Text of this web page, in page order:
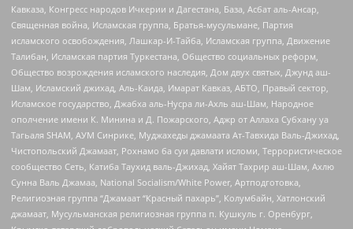
Кавказа, Конгресс народов Ичкерии и Дагестана, База, Асбат аль-Ансар,
Священная война, Исламская группа, Братья-мусульмане, Партия
исламского освобождения, Лашкар-И-Тайба, Исламская группа, Движение
Талибан, Исламская партия Туркестана, Общество социальных реформ,
Общество возрождения исламского наследия, Дом двух святых, Джунд аш-
Шам, Исламский джихад, Аль-Каида, Имарат Кавказ, АБТО, Правый сектор,
Исламское государство, Джабха аль-Нусра ли-Ахль аш-Шам, Народное
ополчение имени К. Минина и Д. Пожарского, Аджр от Аллаха Субхану уа
Тагьаля SHAM, АУМ Синрике, Муджахеды джамаата Ат-Тавхида Валь-Джихад,
Чистопольский Джамаат, Рохнамо ба суи давлати исломи, Террористическое
сообщество Сеть, Катиба Таухид валь-Джихад, Хайят Тахрир аш-Шам, Ахлю
Сунна Валь Джамаа, National Socialism/White Power, Артподготовка,
Религиозная группа “Джамаат “Красный пахарь”, Колумбайн, Хатлонский
джамаат, Мусульманская религиозная группа п. Кушкуль г. Оренбург,